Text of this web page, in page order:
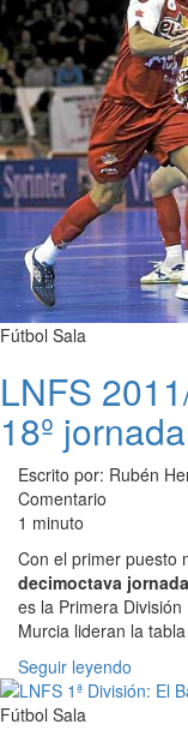
Fútbol Sala
LNFS
18º jornada
Escrito por: Rubén
Comentario
1 minuto
Con el primer puesto
decimoctava
es la Primera
Murcia lideran la
Seguir leyendo
Fútbol Sala